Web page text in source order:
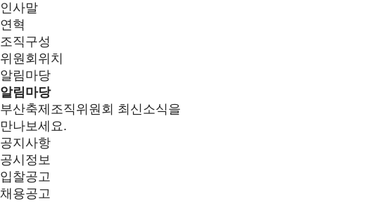
인사말
연혁
조직구성
위원회위치
알림마당
알림마당
부산축제조직위원회 최신소식을
만나보세요.
공지사항
공시정보
입찰공고
채용공고